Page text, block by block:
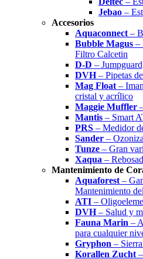
Jebao –
Accesorios
Aquaconnect –
Bubble Magus –
Filtro Calcetin
D-D –
DVH– Pipetas
Mag Float –
cristal y acrílico
Maggie Muffler
Mantis – Smart
PRS – Medidor
Sander –
Tunze – Gran
Xaqua –
Mantenimiento de
Aquaforest –
Mantenimiento
ATI –
DVH– Salud y
Fauna Marin –
para cualquier
Gryphon –
Korallen Zucht